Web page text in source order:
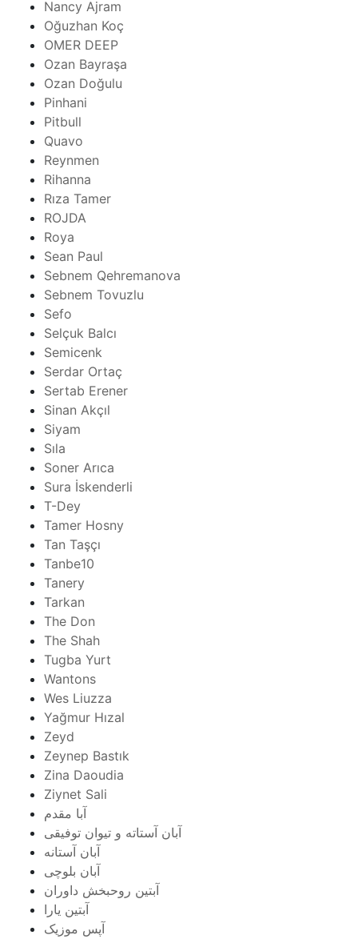
Nancy Ajram
Oğuzhan Koç
OMER DEEP
Ozan Bayraşa
Ozan Doğulu
Pinhani
Pitbull
Quavo
Reynmen
Rihanna
Rıza Tamer
ROJDA
Roya
Sean Paul
Sebnem Qehremanova
Sebnem Tovuzlu
Sefo
Selçuk Balcı
Semicenk
Serdar Ortaç
Sertab Erener
Sinan Akçıl
Siyam
Sıla
Soner Arıca
Sura İskenderli
T-Dey
Tamer Hosny
Tan Taşçı
Tanbe10
Tanery
Tarkan
The Don
The Shah
Tugba Yurt
Wantons
Wes Liuzza
Yağmur Hızal
Zeyd
Zeynep Bastık
Zina Daoudia
Ziynet Sali
آبا مقدم
آبان آستاته و تیوان توفیقی
آبان آستانه
آبان بلوچی
آبتین روحبخش داوران
آبتین یارا
آپس موزیک